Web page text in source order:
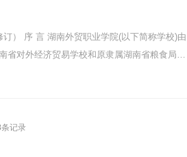
） 序 言 湖南外贸职业学院(以下简称学校)由
省对外经济贸易学校和原隶属湖南省粮食局的
条记录